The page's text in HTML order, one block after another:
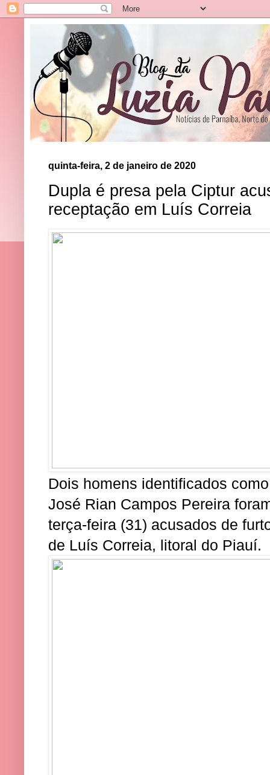
quinta-feira, 2 de janeiro de 2020
Dupla é presa pela Ciptur
receptação em Luís Correia
Dois homens identificados
José Rian Campos Pereira
terça-feira (31) acusados de
de Luís Correia, litoral do Piauí.